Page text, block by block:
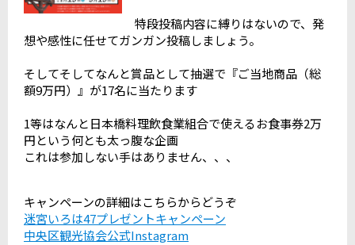
特段投稿内容に縛りはないので、発
想や感性に任せてガンガン投稿しましょう。
そしてそしてなんと賞品として抽選で『ご当地商品（総
額9万円）』が17名に当たります
1等はなんと日本橋料理飲食業組合で使えるお食事券2万
円という何とも太っ腹な企画
これは参加しない手はありません、、、
キャンペーンの詳細はこちらからどうぞ
迷宮いろは47プレゼントキャンペーン
中央区観光協会公式Instagram